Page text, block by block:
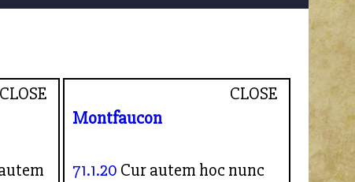
CLOSE
CLOSE
Montfaucon
71.1.20 Cur autem hoc nunc